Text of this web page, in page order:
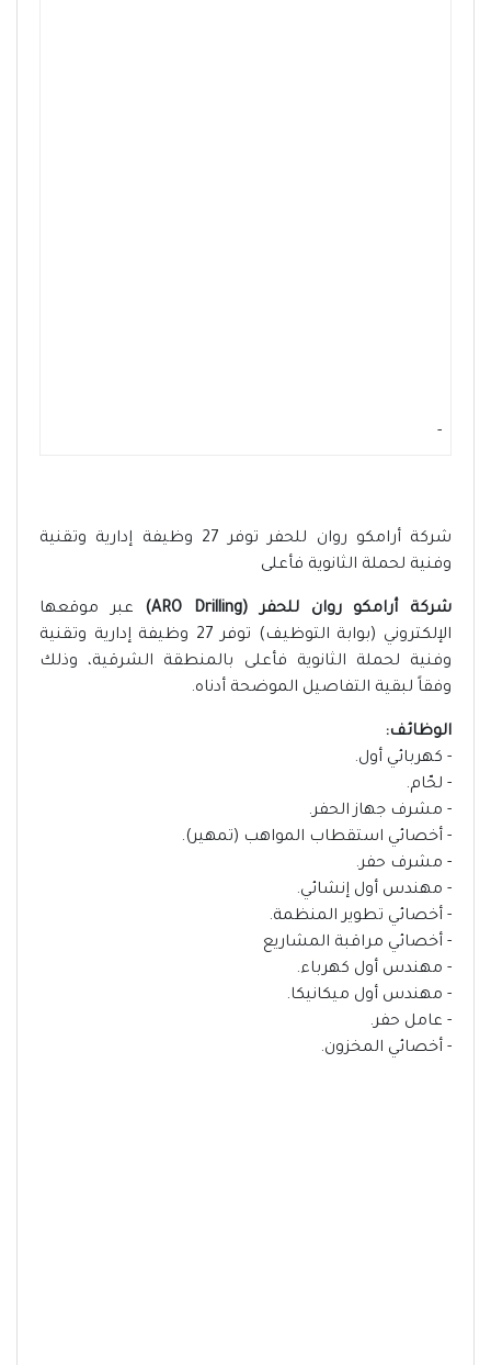
-
شركة أرامكو روان للحفر توفر 27 وظيفة إدارية وتقنية
وفنية لحملة الثانوية فأعلى
شركة أرامكو روان للحفر (ARO Drilling)
عبر موقعها
الإلكتروني (بوابة التوظيف) توفر 27 وظيفة إدارية وتقنية
وفنية لحملة الثانوية فأعلى بالمنطقة الشرقية، وذلك
وفقاً لبقية التفاصيل الموضحة أدناه.
الوظائف:
- كهربائي أول.
- لحّام.
- مشرف جهاز الحفر.
- أخصائي استقطاب المواهب (تمهير).
- مشرف حفر.
- مهندس أول إنشائي.
- أخصائي تطوير المنظمة.
- أخصائي مراقبة المشاريع
- مهندس أول كهرباء.
- مهندس أول ميكانيكا.
- عامل حفر.
- أخصائي المخزون.